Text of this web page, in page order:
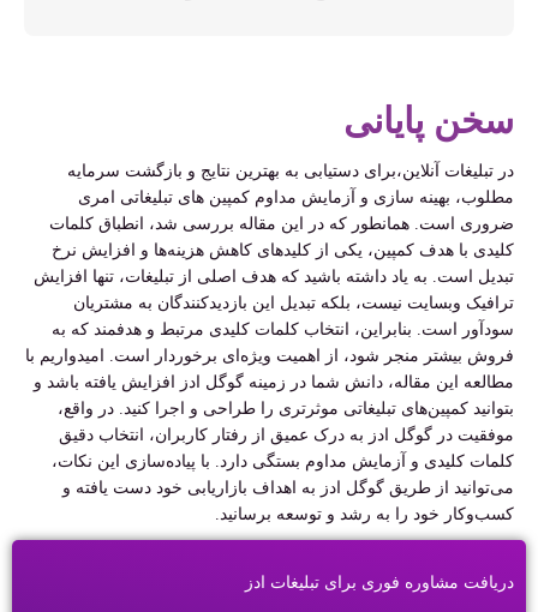
سخن پایانی
در تبلیغات آنلاین،برای دستیابی به بهترین نتایج و بازگشت سرمایه
مطلوب، بهینه سازی و آزمایش مداوم کمپین های تبلیغاتی امری
ضروری است. همانطور که در این مقاله بررسی شد، انطباق کلمات
کلیدی با هدف کمپین، یکی از کلیدهای کاهش هزینه‌ها و افزایش نرخ
تبدیل است. به یاد داشته باشید که هدف اصلی از تبلیغات، تنها افزایش
ترافیک وبسایت نیست، بلکه تبدیل این بازدیدکنندگان به مشتریان
سودآور است. بنابراین، انتخاب کلمات کلیدی مرتبط و هدفمند که به
فروش بیشتر منجر شود، از اهمیت ویژه‌ای برخوردار است. امیدواریم با
مطالعه این مقاله، دانش شما در زمینه گوگل ادز افزایش یافته باشد و
بتوانید کمپین‌های تبلیغاتی موثرتری را طراحی و اجرا کنید. در واقع،
موفقیت در گوگل ادز به درک عمیق از رفتار کاربران، انتخاب دقیق
کلمات کلیدی و آزمایش مداوم بستگی دارد. با پیاده‌سازی این نکات،
می‌توانید از طریق گوگل ادز به اهداف بازاریابی خود دست یافته و
کسب‌وکار خود را به رشد و توسعه برسانید.
دریافت مشاوره فوری برای تبلیغات ادز